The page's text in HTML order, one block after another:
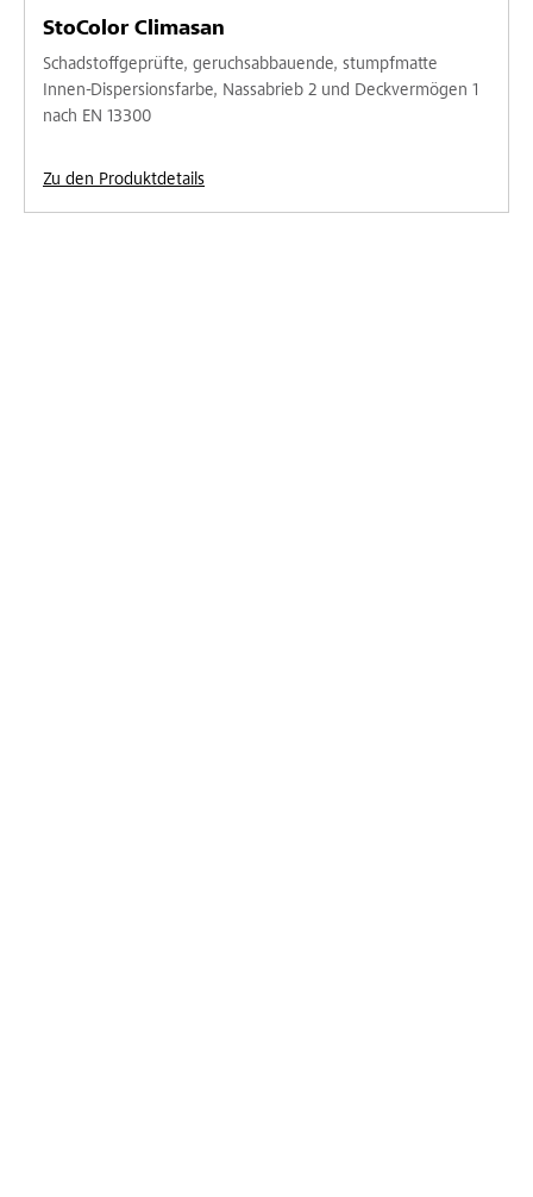
StoColor Climasan
Schadstoffgeprüfte, geruchsabbauende, stumpfmatte
Innen-Dispersionsfarbe, Nassabrieb 2 und Deckvermögen 1
nach EN 13300
Zu den Produktdetails